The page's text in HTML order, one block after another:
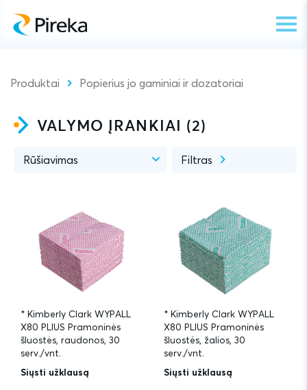
Produktai Popierius jo gaminiai ir dozatoriai
VALYMO ĮRANKIAI (2)
Rūšiavimas Filtras
* Kimberly Clark WYPALL
X80 PLIUS Pramoninės
šluostės, raudonos, 30
serv./vnt.
Siųsti užklausą
* Kimberly Clark WYPALL
X80 PLIUS Pramoninės
šluostės, žalios, 30
serv./vnt.
Siųsti užklausą